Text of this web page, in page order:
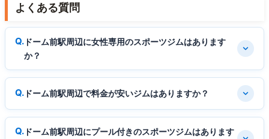
よくある質問
ドーム前駅周辺に女性専用のスポーツジムはあります
か？
ドーム前駅周辺で料金が安いジムはありますか？
ドーム前駅周辺にプール付きのスポーツジムはあります